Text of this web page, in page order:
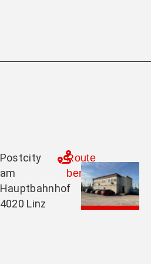
Postcity
am
Hauptbahnhof
4020 Linz
Route
berechnen